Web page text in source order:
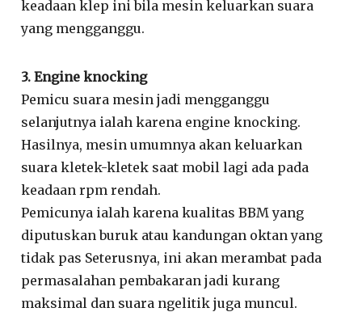
keadaan klep ini bila mesin keluarkan suara
yang mengganggu.
3. Engine knocking
Pemicu suara mesin jadi mengganggu
selanjutnya ialah karena engine knocking.
Hasilnya, mesin umumnya akan keluarkan
suara kletek-kletek saat mobil lagi ada pada
keadaan rpm rendah.
Pemicunya ialah karena kualitas BBM yang
diputuskan buruk atau kandungan oktan yang
tidak pas Seterusnya, ini akan merambat pada
permasalahan pembakaran jadi kurang
maksimal dan suara ngelitik juga muncul.